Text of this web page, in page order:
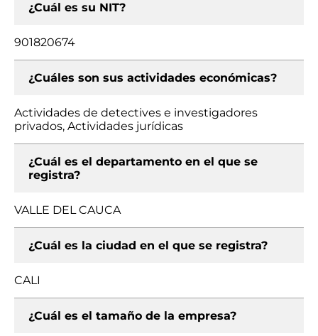
¿Cuál es su NIT?
901820674
¿Cuáles son sus actividades económicas?
Actividades de detectives e investigadores
privados, Actividades jurídicas
¿Cuál es el departamento en el que se
registra?
VALLE DEL CAUCA
¿Cuál es la ciudad en el que se registra?
CALI
¿Cuál es el tamaño de la empresa?